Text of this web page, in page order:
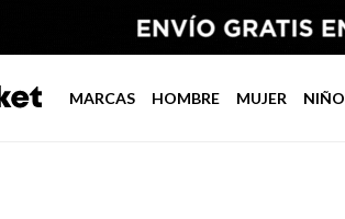
MARCAS HOMBRE MUJER NIÑO